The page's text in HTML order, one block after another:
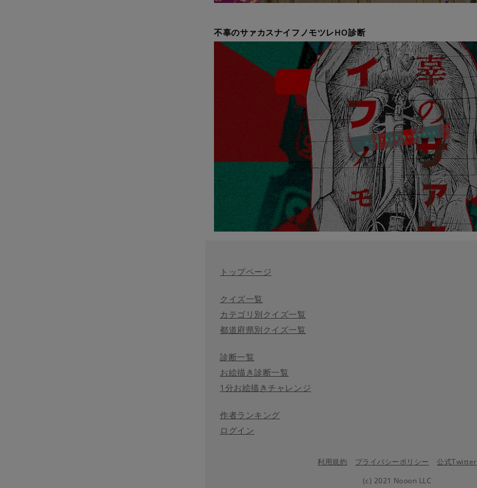
不辜のサァカスナイフノモツレHO診断
トップページ
クイズ一覧
カテゴリ別クイズ一覧
都道府県別クイズ一覧
診断一覧
お絵描き診断一覧
1分お絵描きチャレンジ
作者ランキング
ログイン
利用規約 プライバシーポリシー
公式Twitter
(c) 2021 Nooon LLC